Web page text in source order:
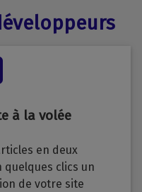
à la volée
en deux
clics un
de votre site